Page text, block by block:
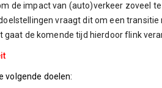
de impact van (auto)verkeer zoveel
vraagt dit om een
de komende tijd hierdoor flink
volgende doelen: